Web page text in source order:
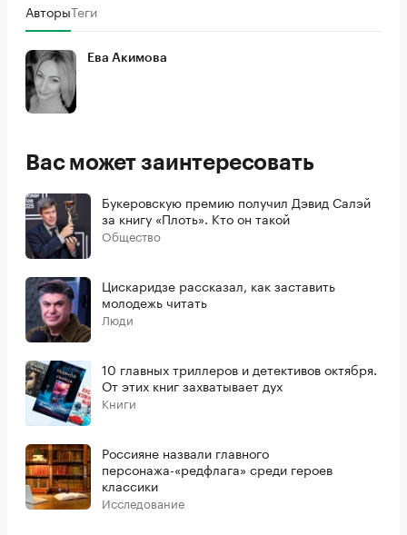
АвторыТеги
Ева Акимова
Вас может заинтересовать
Букеровскую премию получил Дэвид Салэй
за книгу «Плоть». Кто он такой
Общество
Цискаридзе рассказал, как заставить
молодежь читать
Люди
10 главных триллеров и детективов октября.
От этих книг захватывает дух
Книги
Россияне назвали главного
персонажа-«редфлага» среди героев
классики
Исследование